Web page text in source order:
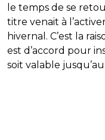
le temps de se
titre venait à
hivernal. C’est la
est d’accord pour
soit valable